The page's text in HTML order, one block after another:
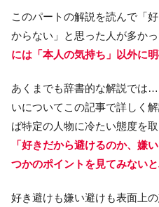
このパートの解説を読んで「
からない」と思った人が多か
には「本人の気持ち」以外に明
あくまでも辞書的な解説では
いについてこの記事で詳しく
ば特定の人物に冷たい態度を
「好きだから避けるのか、嫌
つかのポイントを見てみない
好き避けも嫌い避けも表面上